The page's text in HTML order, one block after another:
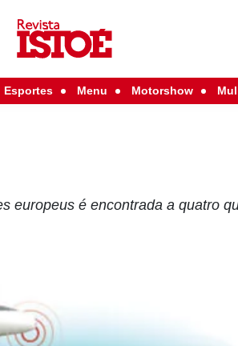
Esportes Menu Motorshow
europeus é encontrada a quatro